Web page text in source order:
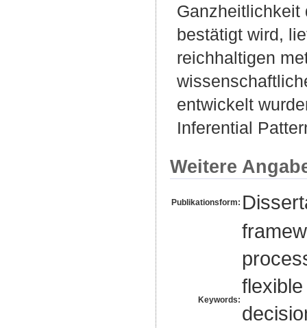
Ganzheitlichkeit
bestätigt wird,
reichhaltigen
entwickelt
Inferential
Weitere
Publikationsform:
Keywords: